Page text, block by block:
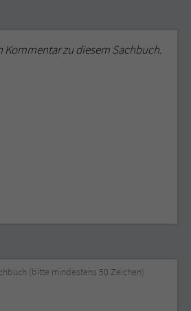
Kommentar zu diesem Sachbuch.